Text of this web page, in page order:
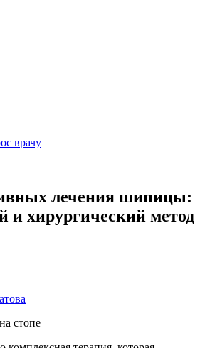
врачу
лечения шипицы:
и хирургический метод